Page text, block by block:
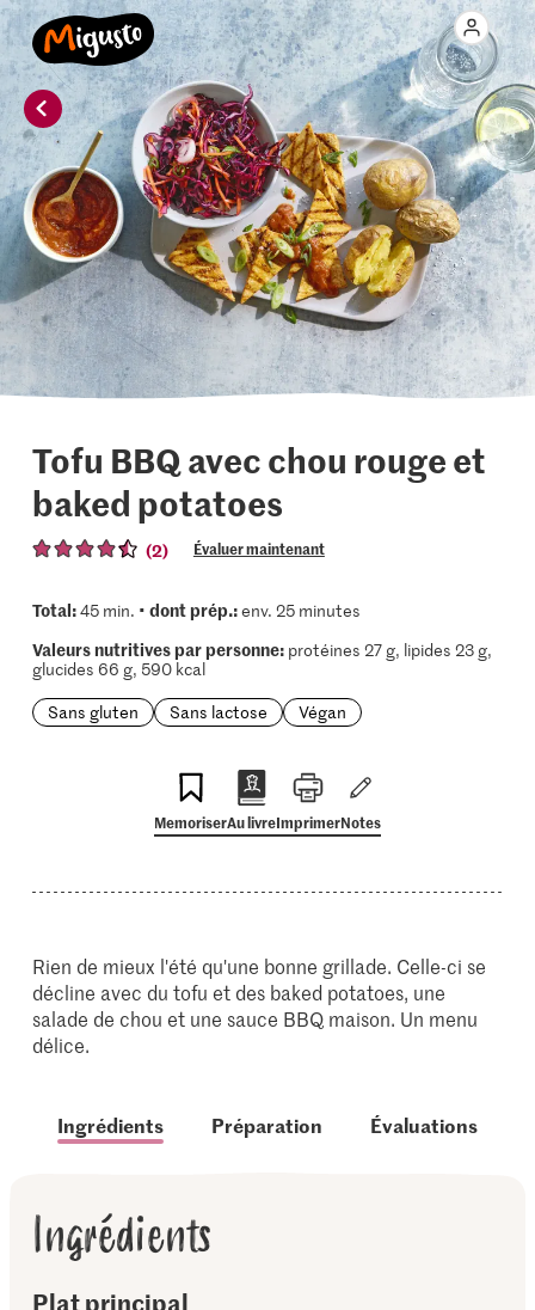
Tofu BBQ avec chou rouge et
baked potatoes
(2) Évaluer maintenant
Total:45 min. • dont prép.:env. 25 minutes
Valeurs nutritives par personne:protéines 27 g, lipides 23 g,
glucides 66 g, 590 kcal
Sans gluten
Sans lactose Végan
MemoriserAu livreImprimerNotes
Rien de mieux l'été qu'une bonne grillade. Celle-ci se
décline avec du tofu et des baked potatoes, une
salade de chou et une sauce BBQ maison. Un menu
délice.
Ingrédients Préparation Évaluations
Ingrédients
Plat principal